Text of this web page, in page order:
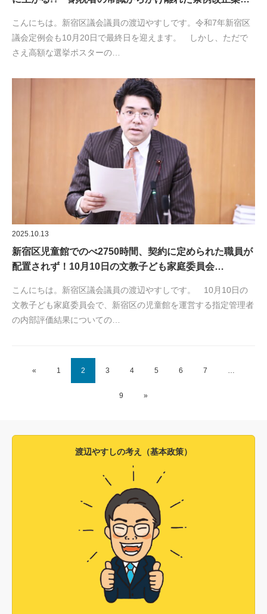
こんにちは。新宿区議会議員の渡辺やすしです。令和7年新宿区
議会定例会も10月20日で最終日を迎えます。 しかし、ただで
さえ高額な選挙ポスターの…
2025.10.13
新宿区児童館でのべ2750時間、契約に定められた職員が
配置されず！10月10日の文教子ども家庭委員会…
こんにちは。新宿区議会議員の渡辺やすしです。 10月10日の
文教子ども家庭委員会で、新宿区の児童館を運営する指定管理者
の内部評価結果についての…
« 1 2 3 4 5 6 7 …
9 »
渡辺やすしの考え（基本政策）